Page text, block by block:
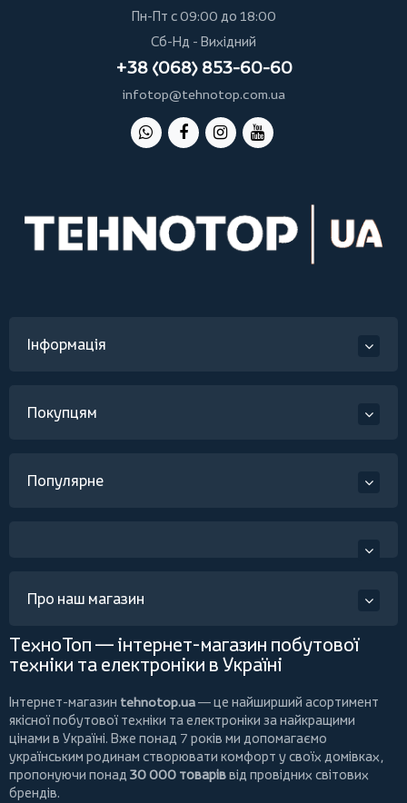
Пн-Пт с 09:00 до 18:00
Сб-Нд - Вихідний
+38 (068) 853-60-60
infotop@tehnotop.com.ua
Інформація
Покупцям
Популярне
Про наш магазин
ТехноТоп — інтернет-магазин побутової
техніки та електроніки в Україні
Інтернет-магазин tehnotop.ua— це найширший асортимент
якісної побутової техніки та електроніки за найкращими
цінами в Україні. Вже понад 7 років ми допомагаємо
українським родинам створювати комфорт у своїх домівках,
пропонуючи понад 30 000 товаріввід провідних світових
брендів.